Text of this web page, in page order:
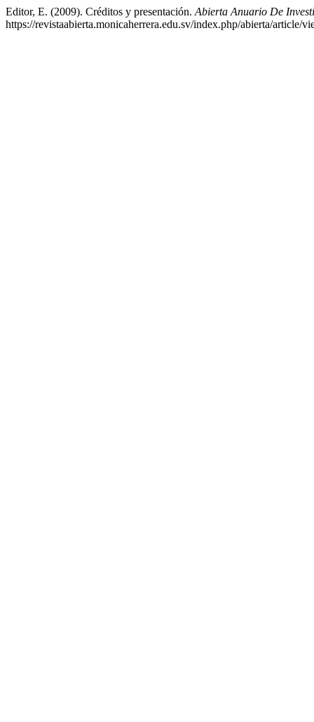
Editor, E. (2009). Créditos y presentación. Abierta Anuario De
https://revistaabierta.monicaherrera.edu.sv/index.php/abierta/article/